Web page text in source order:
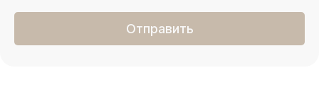
Отправить